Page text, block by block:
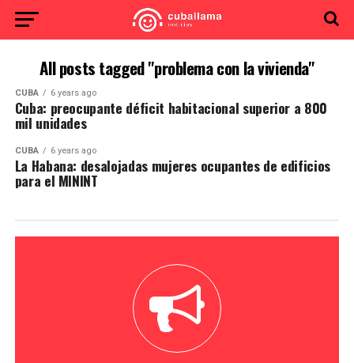
All posts tagged "problema con la vivienda"
CUBA 6 years ago
Cuba: preocupante déficit habitacional superior a 800
mil unidades
CUBA 6 years ago
La Habana: desalojadas mujeres ocupantes de edificios
para el MININT